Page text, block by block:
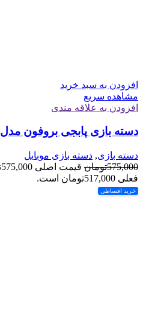
افزودن به سبد خرید
مشاهده سریع
افزودن به علاقه مندی
دسته بازی پابجی بروفون مدل BG2
دسته بازی, دسته بازی موبایل
575,000تومان قیمت اصلی 575,000تومان بود.
فعلی 517,000تومان است.
خرید اقساطی